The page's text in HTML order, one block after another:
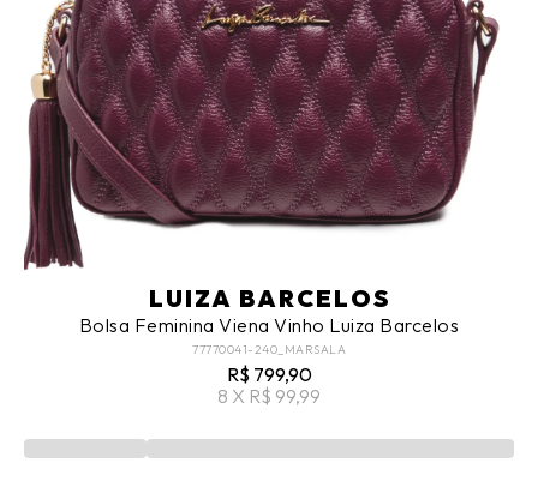
LUIZA BARCELOS
Bolsa Feminina Viena Vinho Luiza Barcelos
77770041-240_MARSALA
R$ 799,90
8 X R$ 99,99